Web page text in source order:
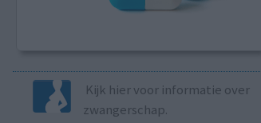
Kijk hier voor informatie over
zwangerschap.